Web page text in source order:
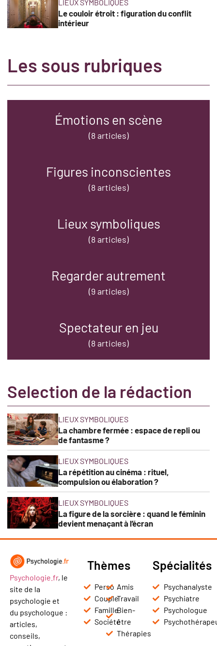
LIEUX SYMBOLIQUES
Le couloir étroit : figuration du conflit
intérieur
Les sous rubriques
Émotions en scène
(8 articles)
Figures inconscientes
(8 articles)
Lieux symboliques
(8 articles)
Regarder autrement
(9 articles)
Spectateur en jeu
(8 articles)
Selection de la rédaction
LIEUX SYMBOLIQUES
La chambre fermée : espace de repli ou
de fantasme ?
LIEUX SYMBOLIQUES
La répétition au cinéma : rituel,
compulsion ou élaboration ?
LIEUX SYMBOLIQUES
La figure de la sorcière : quand le féminin
devient menaçant à l’écran
Psychologie.fr, le
site de la
psychologie et
du psychologue :
articles,
conseils,
Thèmes
Perso
Couple
Famille
Société
Amis
Travail
Bien-
être
Thérapies
Spécialités
Psychanalyste
Psychiatre
Psychologue